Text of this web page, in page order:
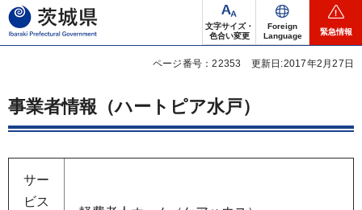
茨城県
文字サイズ・
色合い変更
Foreign
Language
緊急情報
ページ番号：22353 更新日:2017年2月27日
事業者情報（ハートピア水戸）
サー
ビス